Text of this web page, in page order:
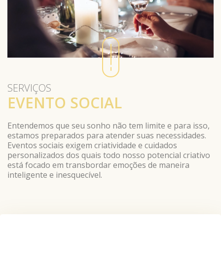
SERVIÇOS
EVENTO SOCIAL
Entendemos que seu sonho não tem limite e para isso,
estamos preparados para atender suas necessidades.
Eventos sociais exigem criatividade e cuidados
personalizados dos quais todo nosso potencial criativo
está focado em transbordar emoções de maneira
inteligente e inesquecível.